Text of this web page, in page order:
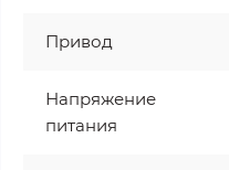
Привод
Напряжение
питания